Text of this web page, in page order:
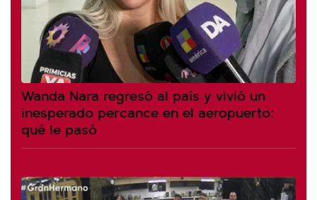
Wanda Nara regresó al país y vivió un
inesperado percance en el aeropuerto:
qué le pasó